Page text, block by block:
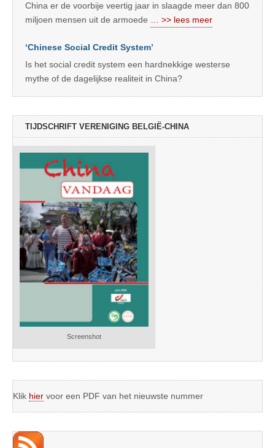
China er de voorbije veertig jaar in slaagde meer dan 800
miljoen mensen uit de armoede
… >> lees meer
‘Chinese Social Credit System’
Is het social credit system een hardnekkige westerse
mythe of de dagelijkse realiteit in China?
TIJDSCHRIFT VERENIGING BELGIË-CHINA
Screenshot
Klik hier voor een PDF van het nieuwste nummer